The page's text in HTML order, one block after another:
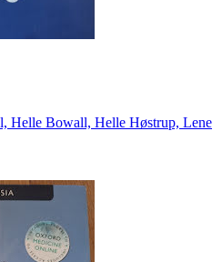
Helle Bowall, Helle Høstrup, Lene